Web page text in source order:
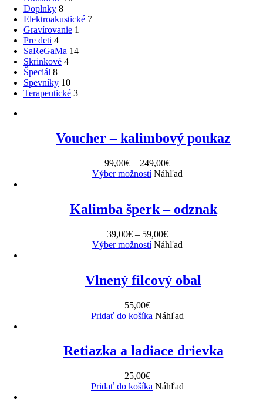
Doplnky 8
Elektroakustické 7
Gravírovanie 1
Pre deti 4
SaReGaMa 14
Skrinkové 4
Špeciál 8
Spevníky 10
Terapeutické 3
Voucher – kalimbový poukaz
99,00€ – 249,00€
Výber možností Náhľad
Kalimba šperk – odznak
39,00€ – 59,00€
Výber možností Náhľad
Vlnený filcový obal
55,00€
Pridať do košíka Náhľad
Retiazka a ladiace drievka
25,00€
Pridať do košíka Náhľad